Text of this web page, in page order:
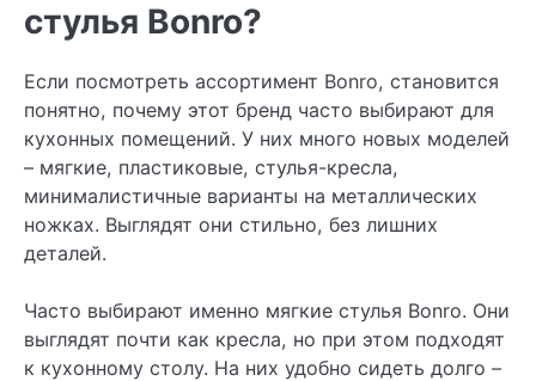
стулья Bonro?
Если посмотреть ассортимент Bonro, становится
понятно, почему этот бренд часто выбирают для
кухонных помещений. У них много новых моделей
– мягкие, пластиковые, стулья-кресла,
минималистичные варианты на металлических
ножках. Выглядят они стильно, без лишних
деталей.
Часто выбирают именно мягкие стулья Bonro. Они
выглядят почти как кресла, но при этом подходят
к кухонному столу. На них удобно сидеть долго –